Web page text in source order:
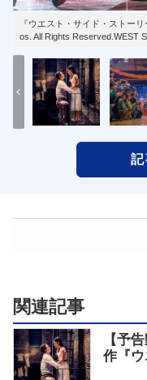
『ウエスト・サイド・ストー
os. All Rights Reserved.WEST
関連記事
【予
作『ウ